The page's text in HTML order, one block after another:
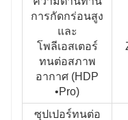
การกัดกร่อนสูง
และ
โพลีเอสเตอร์
ทนต่อสภาพ
อากาศ (HDP
•Pro)
ซุปเปอร์ทนต่อ